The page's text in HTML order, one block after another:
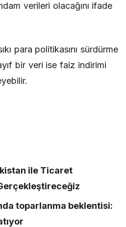
verileri olacağını ifade
para politikasını sürdürme
bir veri ise faiz indirimi
ile Ticaret
toparlanma beklentisi: